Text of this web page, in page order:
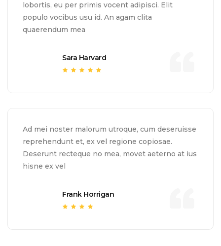
lobortis, eu per primis vocent adipisci. Elit
populo vocibus usu id. An agam clita
quaerendum mea
Sara Harvard
Ad mei noster malorum utroque, cum deseruisse
reprehendunt et, ex vel regione copiosae.
Deserunt recteque no mea, movet aeterno at ius
hisne ex vel
Frank Horrigan